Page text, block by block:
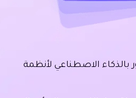
الاصطناعي لأنظمة